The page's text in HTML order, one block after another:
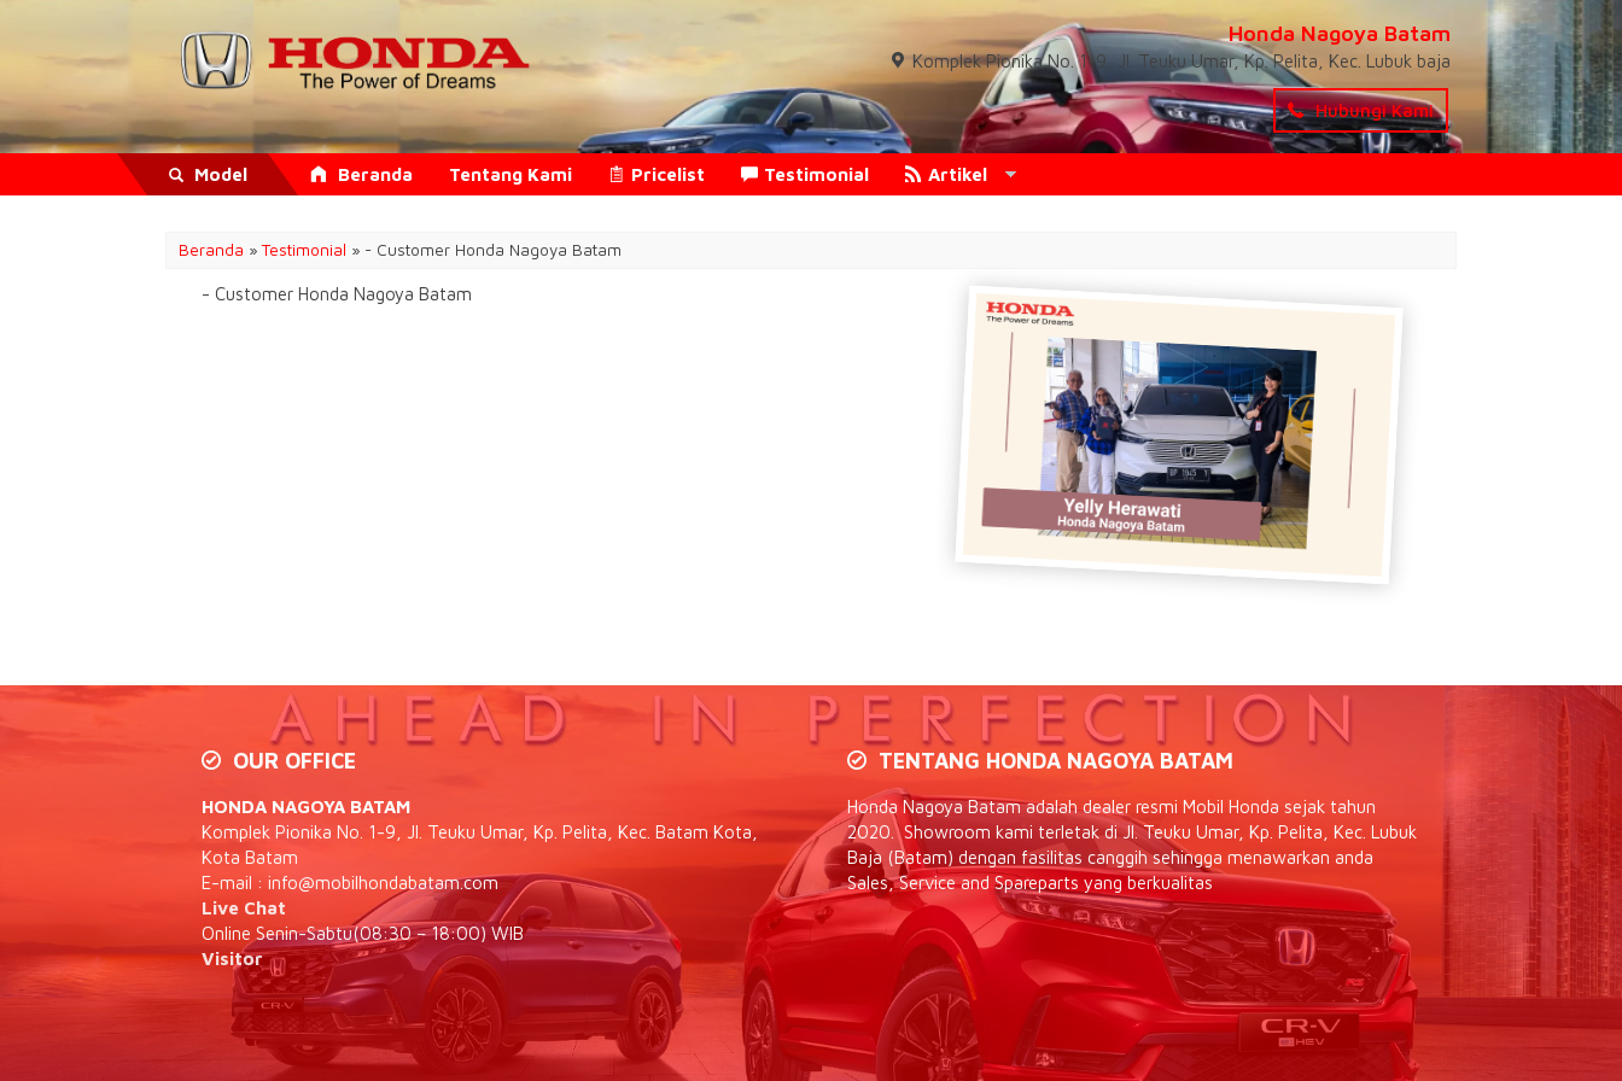
Honda Nagoya Batam
Komplek Pionika No. 1-9, Jl. Teuku Umar, Kp. Pelita, Kec. Lubuk baja
Hubungi Kami
Model Beranda Tentang Kami Pricelist Testimonial Artikel
Beranda »Testimonial » - Customer Honda Nagoya Batam
- Customer Honda Nagoya Batam
OUR OFFICE
HONDA NAGOYA BATAM
Komplek Pionika No. 1-9, Jl. Teuku Umar, Kp. Pelita, Kec. Batam Kota,
Kota Batam
E-mail : info@mobilhondabatam.com
Live Chat
Online Senin-Sabtu(08:30 – 18:00) WIB
Visitor
TENTANG HONDA NAGOYA BATAM
Honda Nagoya Batam adalah dealer resmi Mobil Honda sejak tahun
2020. Showroom kami terletak di Jl. Teuku Umar, Kp. Pelita, Kec. Lubuk
Baja (Batam) dengan fasilitas canggih sehingga menawarkan anda
Sales, Service and Spareparts yang berkualitas